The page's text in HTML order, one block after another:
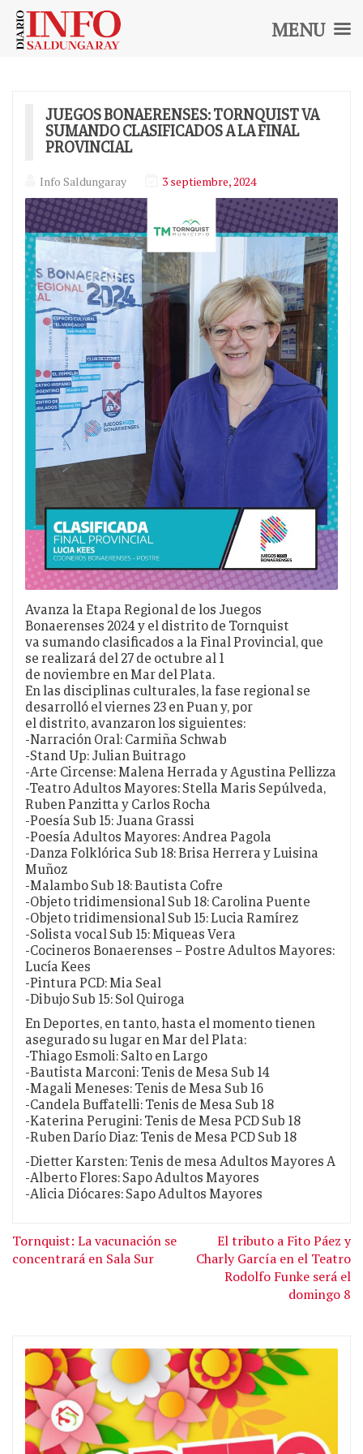
SALDUNGARAY
JUEGOS BONAERENSES: TORNQUIST VA
SUMANDO CLASIFICADOS A LA FINAL
PROVINCIAL
Info Saldungaray 3 septiembre, 2024
Avanza la Etapa Regional de los Juegos
Bonaerenses 2024 y el distrito de Tornquist
va sumando clasificados a la Final Provincial, que
se realizará del 27 de octubre al 1
de noviembre en Mar del Plata.
En las disciplinas culturales, la fase regional se
desarrolló el viernes 23 en Puan y, por
el distrito, avanzaron los siguientes:
-Narración Oral: Carmiña Schwab
-Stand Up: Julian Buitrago
-Arte Circense: Malena Herrada y Agustina Pellizza
-Teatro Adultos Mayores: Stella Maris Sepúlveda,
Ruben Panzitta y Carlos Rocha
-Poesía Sub 15: Juana Grassi
-Poesía Adultos Mayores: Andrea Pagola
-Danza Folklórica Sub 18: Brisa Herrera y Luisina
Muñoz
-Malambo Sub 18: Bautista Cofre
-Objeto tridimensional Sub 18: Carolina Puente
-Objeto tridimensional Sub 15: Lucia Ramírez
-Solista vocal Sub 15: Miqueas Vera
-Cocineros Bonaerenses – Postre Adultos Mayores:
Lucía Kees
-Pintura PCD: Mia Seal
-Dibujo Sub 15: Sol Quiroga
En Deportes, en tanto, hasta el momento tienen
asegurado su lugar en Mar del Plata:
-Thiago Esmoli: Salto en Largo
-Bautista Marconi: Tenis de Mesa Sub 14
-Magali Meneses: Tenis de Mesa Sub 16
-Candela Buffatelli: Tenis de Mesa Sub 18
-Katerina Perugini: Tenis de Mesa PCD Sub 18
-Ruben Darío Diaz: Tenis de Mesa PCD Sub 18
-Dietter Karsten: Tenis de mesa Adultos Mayores A
-Alberto Flores: Sapo Adultos Mayores
-Alicia Diócares: Sapo Adultos Mayores
Tornquist: La vacunación se
concentrará en Sala Sur
El tributo a Fito Páez y
Charly García en el Teatro
Rodolfo Funke será el
domingo 8
MENU